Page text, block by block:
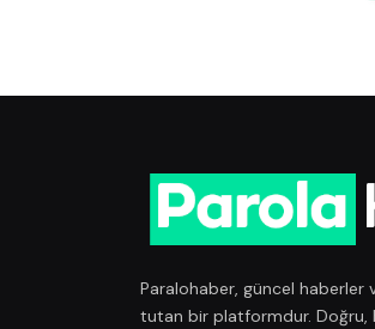
Paralohaber, güncel haberler
tutan bir platformdur. Doğru,